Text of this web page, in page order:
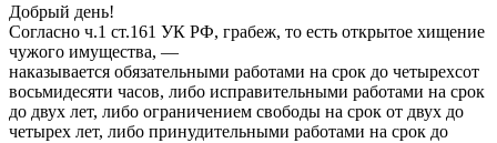
Добрый день!
Согласно ч.1 ст.161 УК РФ, грабеж, то есть открытое хищение
чужого имущества, —
наказывается обязательными работами на срок до четырехсот
восьмидесяти часов, либо исправительными работами на срок
до двух лет, либо ограничением свободы на срок от двух до
четырех лет, либо принудительными работами на срок до